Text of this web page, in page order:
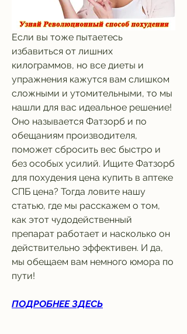
Если вы тоже пытаетесь
избавиться от лишних
килограммов, но все диеты и
упражнения кажутся вам слишком
сложными и утомительными, то мы
нашли для вас идеальное решение!
Оно называется Фатзорб и по
обещаниям производителя,
поможет сбросить вес быстро и
без особых усилий. Ищите Фатзорб
для похудения цена купить в аптеке
СПБ цена? Тогда ловите нашу
статью, где мы расскажем о том,
как этот чудодейственный
препарат работает и насколько он
действительно эффективен. И да,
мы обещаем вам немного юмора по
пути!
ПОДРОБНЕЕ ЗДЕСЬ